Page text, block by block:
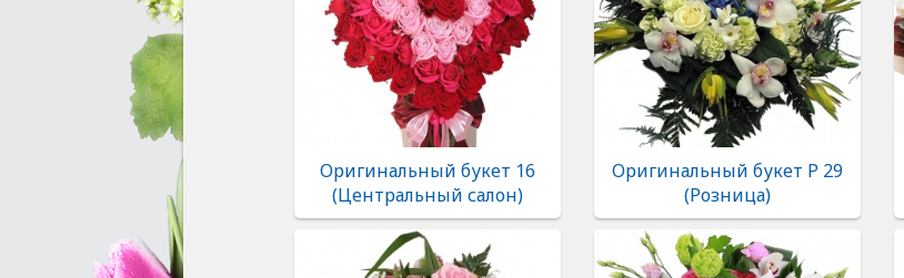
Оригинальный букет 16
(Центральный салон)
Оригинальный букет Р 29
(Розница)